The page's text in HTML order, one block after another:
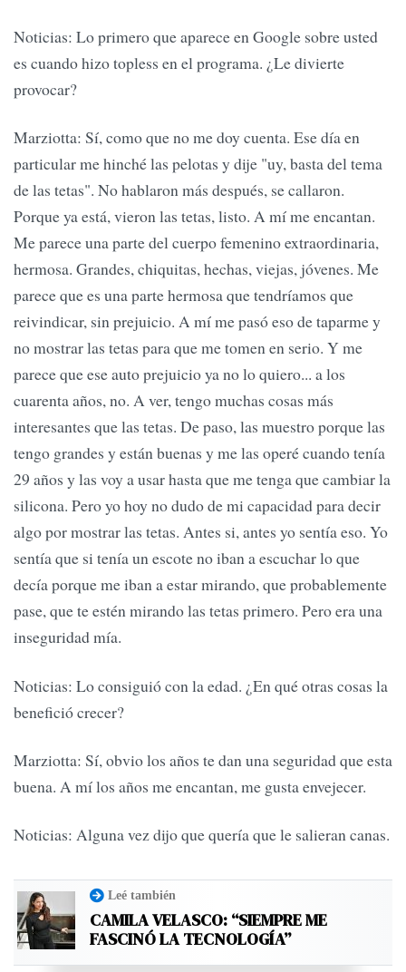
Noticias: Lo primero que aparece en Google sobre usted
es cuando hizo topless en el programa. ¿Le divierte
provocar?
Marziotta: Sí, como que no me doy cuenta. Ese día en
particular me hinché las pelotas y dije "uy, basta del tema
de las tetas". No hablaron más después, se callaron.
Porque ya está, vieron las tetas, listo. A mí me encantan.
Me parece una parte del cuerpo femenino extraordinaria,
hermosa. Grandes, chiquitas, hechas, viejas, jóvenes. Me
parece que es una parte hermosa que tendríamos que
reivindicar, sin prejuicio. A mí me pasó eso de taparme y
no mostrar las tetas para que me tomen en serio. Y me
parece que ese auto prejuicio ya no lo quiero... a los
cuarenta años, no. A ver, tengo muchas cosas más
interesantes que las tetas. De paso, las muestro porque las
tengo grandes y están buenas y me las operé cuando tenía
29 años y las voy a usar hasta que me tenga que cambiar la
silicona. Pero yo hoy no dudo de mi capacidad para decir
algo por mostrar las tetas. Antes si, antes yo sentía eso. Yo
sentía que si tenía un escote no iban a escuchar lo que
decía porque me iban a estar mirando, que probablemente
pase, que te estén mirando las tetas primero. Pero era una
inseguridad mía.
Noticias: Lo consiguió con la edad. ¿En qué otras cosas la
benefició crecer?
Marziotta: Sí, obvio los años te dan una seguridad que esta
buena. A mí los años me encantan, me gusta envejecer.
Noticias: Alguna vez dijo que quería que le salieran canas.
Leé también
CAMILA VELASCO: “SIEMPRE ME
FASCINÓ LA TECNOLOGÍA”